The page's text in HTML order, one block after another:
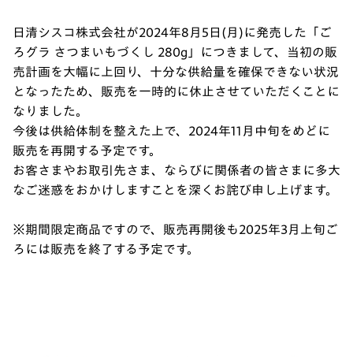
日清シスコ株式会社が2024年8月5日(月)に発売した「ご
ろグラ さつまいもづくし 280g」につきまして、当初の販
売計画を大幅に上回り、十分な供給量を確保できない状況
となったため、販売を一時的に休止させていただくことに
なりました。
今後は供給体制を整えた上で、2024年11月中旬をめどに
販売を再開する予定です。
お客さまやお取引先さま、ならびに関係者の皆さまに多大
なご迷惑をおかけしますことを深くお詫び申し上げます。
※期間限定商品ですので、販売再開後も2025年3月上旬ご
ろには販売を終了する予定です。